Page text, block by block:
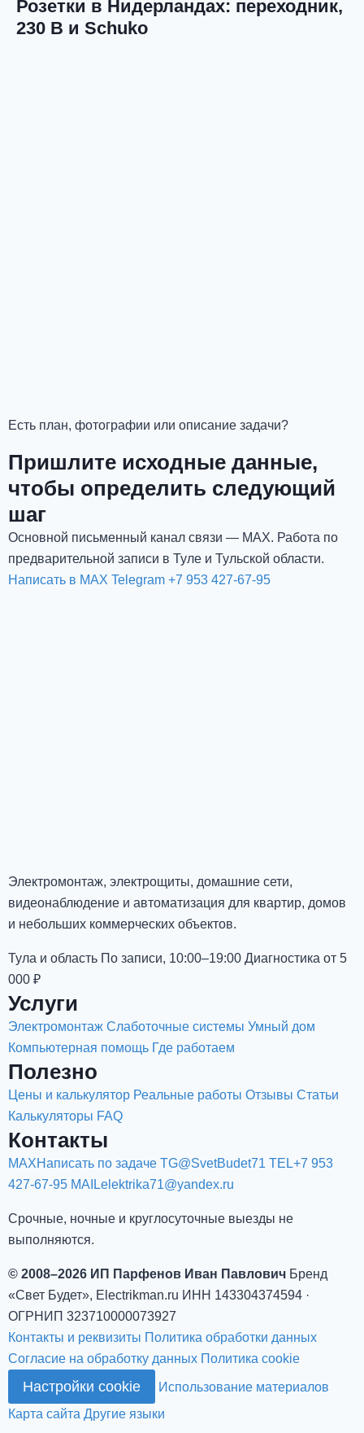
Розетки в Нидерландах: переходник,
230 В и Schuko
Есть план, фотографии или описание задачи?
Пришлите исходные данные,
чтобы определить следующий
шаг
Основной письменный канал связи — MAX. Работа по
предварительной записи в Туле и Тульской области.
Написать в MAX Telegram +7 953 427-67-95
Электромонтаж, электрощиты, домашние сети,
видеонаблюдение и автоматизация для квартир, домов
и небольших коммерческих объектов.
Тула и область По записи, 10:00–19:00 Диагностика от 5
000 ₽
Услуги
Электромонтаж Слаботочные системы Умный дом
Компьютерная помощь Где работаем
Полезно
Цены и калькулятор Реальные работы Отзывы Статьи
Калькуляторы FAQ
Контакты
MAXНаписать по задаче TG@SvetBudet71 TEL+7 953
427-67-95 MAILelektrika71@yandex.ru
Срочные, ночные и круглосуточные выезды не
выполняются.
© 2008–2026 ИП Парфенов Иван Павлович Бренд
«Свет Будет», Electrikman.ru ИНН 143304374594 ·
ОГРНИП 323710000073927
Контакты и реквизиты Политика обработки данных
Согласие на обработку данных Политика cookie
Настройки cookie
Использование материалов
Карта сайта Другие языки